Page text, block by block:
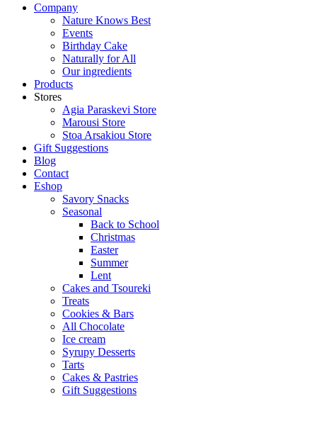
Company
Nature Knows Best
Events
Birthday Cake
Naturally for All
Our ingredients
Products
Stores
Agia Paraskevi Store
Marousi Store
Stoa Arsakiou Store
Gift Suggestions
Blog
Contact
Eshop
Savory Snacks
Seasonal
Back to School
Christmas
Easter
Summer
Lent
Cakes and Tsoureki
Treats
Cookies & Bars
All Chocolate
Ice cream
Syrupy Desserts
Tarts
Cakes & Pastries
Gift Suggestions